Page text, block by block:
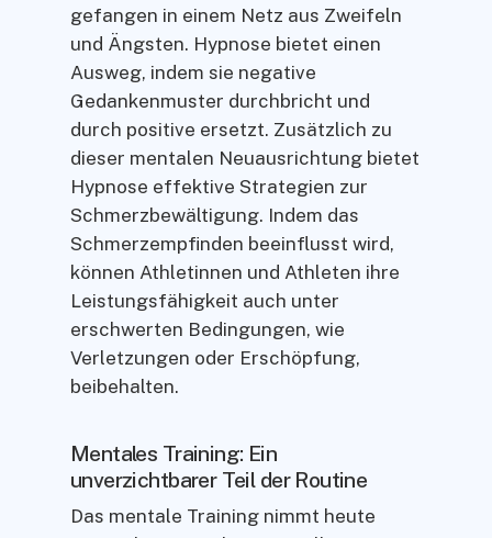
gefangen in einem Netz aus Zweifeln
und Ängsten. Hypnose bietet einen
Ausweg, indem sie negative
Gedankenmuster durchbricht und
durch positive ersetzt. Zusätzlich zu
dieser mentalen Neuausrichtung bietet
Hypnose effektive Strategien zur
Schmerzbewältigung. Indem das
Schmerzempfinden beeinflusst wird,
können Athletinnen und Athleten ihre
Leistungsfähigkeit auch unter
erschwerten Bedingungen, wie
Verletzungen oder Erschöpfung,
beibehalten.
Mentales Training: Ein
unverzichtbarer Teil der Routine
Das mentale Training nimmt heute